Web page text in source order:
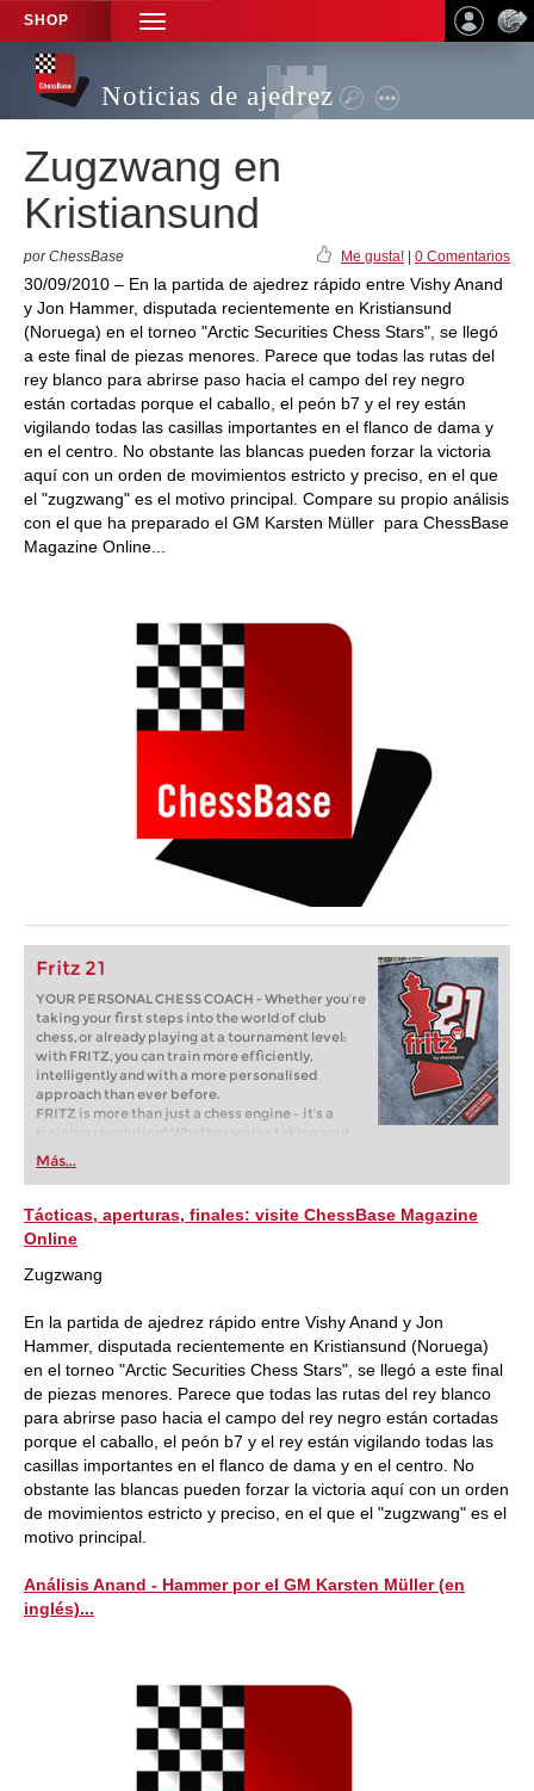
SHOP
TOGGLE
NAVIGATION
Noticias de ajedrez
Zugzwang en
Kristiansund
por ChessBase Me gusta! 0 Comentarios
30/09/2010 – En la partida de ajedrez rápido entre Vishy Anand
y Jon Hammer, disputada recientemente en Kristiansund
(Noruega) en el torneo "Arctic Securities Chess Stars", se llegó
a este final de piezas menores. Parece que todas las rutas del
rey blanco para abrirse paso hacia el campo del rey negro
están cortadas porque el caballo, el peón b7 y el rey están
vigilando todas las casillas importantes en el flanco de dama y
en el centro. No obstante las blancas pueden forzar la victoria
aquí con un orden de movimientos estricto y preciso, en el que
el "zugzwang" es el motivo principal. Compare su propio análisis
con el que ha preparado el GM Karsten Müller para ChessBase
Magazine Online...
Fritz 21
YOUR PERSONAL CHESS COACH - Whether you’re
taking your first steps into the world of club
chess, or already playing at a tournament level:
with FRITZ, you can train more efficiently,
intelligently and with a more personalised
approach than ever before.
FRITZ is more than just a chess engine – it’s a
training revolution! Whether you’re taking your
first steps into the world of club chess, or already
playing at a tournament level: with FRITZ, you can
train more efficiently, intelligently and with a
more personalised approach than ever before.
Más...
Tácticas, aperturas, finales: visite ChessBase Magazine
Online
Zugzwang
En la partida de ajedrez rápido entre Vishy Anand y Jon
Hammer, disputada recientemente en Kristiansund (Noruega)
en el torneo "Arctic Securities Chess Stars", se llegó a este final
de piezas menores. Parece que todas las rutas del rey blanco
para abrirse paso hacia el campo del rey negro están cortadas
porque el caballo, el peón b7 y el rey están vigilando todas las
casillas importantes en el flanco de dama y en el centro. No
obstante las blancas pueden forzar la victoria aquí con un orden
de movimientos estricto y preciso, en el que el "zugzwang" es el
motivo principal.
Análisis Anand - Hammer por el GM Karsten Müller (en
inglés)...